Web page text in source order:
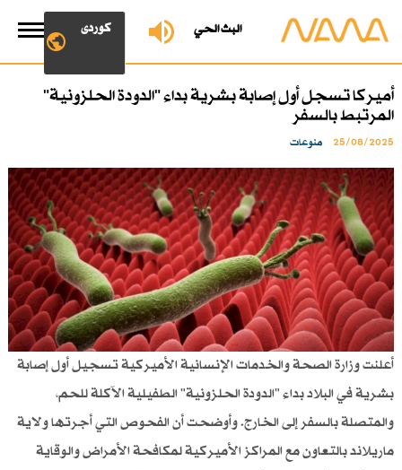
البث الحي کوردی
أميركا تسجل أول إصابة بشرية بداء "الدودة الحلزونية"
المرتبط بالسفر
25/08/2025 منوعات
أعلنت وزارة الصحة والخدمات الإنسانية الأميركية تسجيل أول إصابة
بشرية في البلاد بداء "الدودة الحلزونية" الطفيلية الآكلة للحم،
والمتصلة بالسفر إلى الخارج. وأوضحت أن الفحوص التي أجرتها ولاية
ماريلاند بالتعاون مع المراكز الأميركية لمكافحة الأمراض والوقاية